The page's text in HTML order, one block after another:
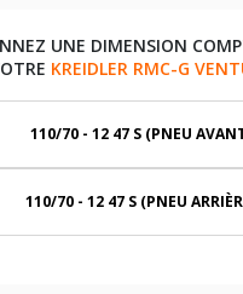
UNE DIMENSION
KREIDLER RMC-G
110/70 - 12 47 S (PNEU
110/70 - 12 47 S (PNEU